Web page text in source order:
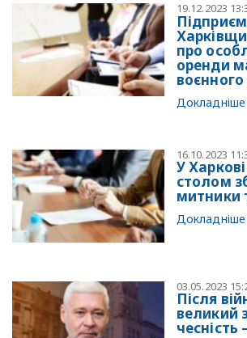
19.12.2023
про
оренди
Докладніше
16.10.2023
У
столом
митники
Докладніше
03.05.2023
Після
великий
чесність